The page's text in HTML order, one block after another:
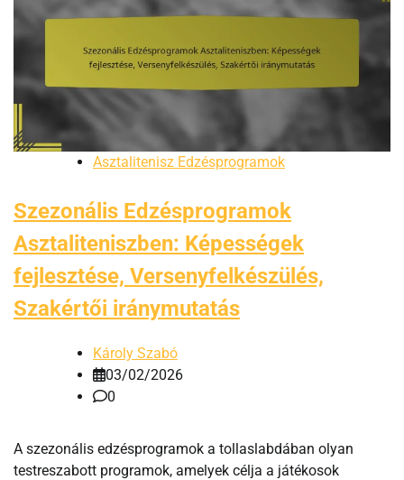
Asztalitenisz Edzésprogramok
Szezonális Edzésprogramok
Asztaliteniszben: Képességek
fejlesztése, Versenyfelkészülés,
Szakértői iránymutatás
Károly Szabó
03/02/2026
0
A szezonális edzésprogramok a tollaslabdában olyan
testreszabott programok, amelyek célja a játékosok